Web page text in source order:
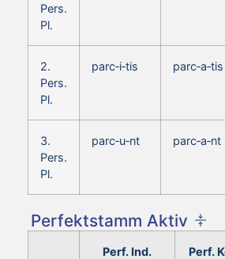
Pers.
Pl.
2.
Pers.
Pl.
parc‑i‑tis parc‑a‑tis
3.
Pers.
Pl.
parc‑u‑nt parc‑a‑nt
Perfektstamm Aktiv
Perf. Ind.
Perf.